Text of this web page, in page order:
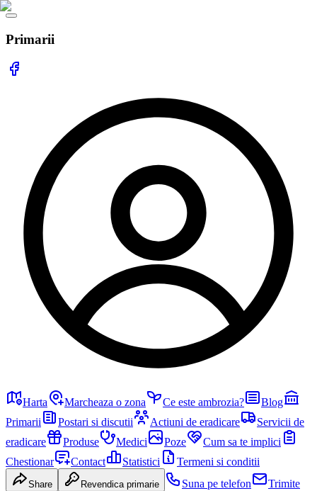
Primarii
Harta Marcheaza o zona Ce este ambrozia?
Blog
Primarii
Postari si discutii Actiuni de eradicare
Servicii de
eradicare
Produse Medici Poze
Cum sa te implici
Chestionar
Contact Statistici Termeni si conditii
Share Revendica primarie Suna pe telefon
Trimite